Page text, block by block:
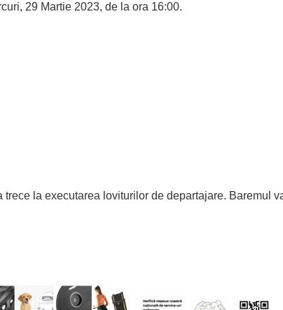
29 Martie 2023, de la ora 16:00.
la executarea loviturilor de departajare. Baremul